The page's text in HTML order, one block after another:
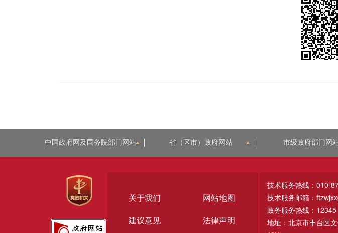
中国政府网及国务院部门网站 省（区市）政府网站 市级政府部门网
关于我们 网站地图
建议意见 法律声明
技术服务热线：010-
技术服务邮箱：
政务服务热线：12345
地址：北京市丰台区